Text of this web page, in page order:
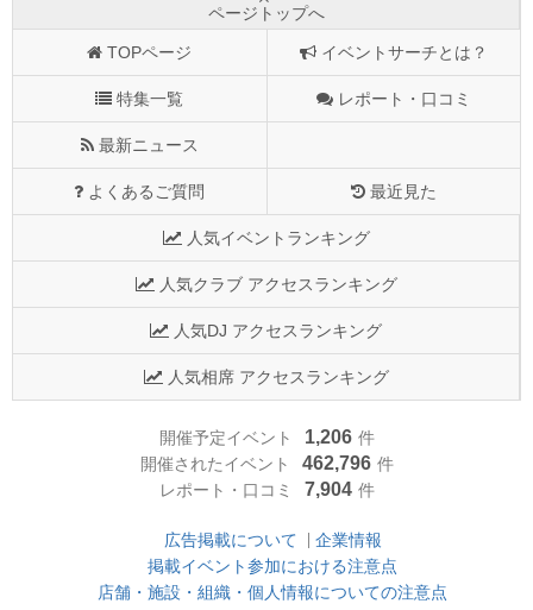
ページトップへ
TOPページ イベントサーチとは？
特集一覧 レポート・口コミ
最新ニュース
よくあるご質問 最近見た
人気イベントランキング
人気クラブ アクセスランキング
人気DJ アクセスランキング
人気相席 アクセスランキング
開催予定イベント 1,206 件
開催されたイベント
462,796 件
レポート・口コミ
7,904 件
広告掲載について
企業情報
掲載イベント参加における注意点
店舗・施設・組織・個人情報についての注意点